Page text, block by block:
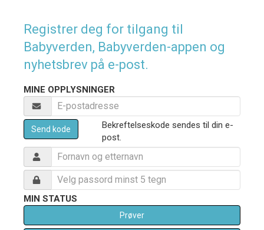
Registrer deg for tilgang til
Babyverden, Babyverden-appen og
nyhetsbrev på e-post.
MINE OPPLYSNINGER
Send kode
Bekreftelseskode sendes til din e-
post.
MIN STATUS
Prøver